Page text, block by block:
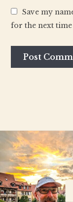
Save my
for the next